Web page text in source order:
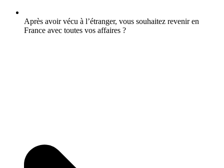
Après avoir vécu à l’étranger, vous souhaitez revenir en
France avec toutes vos affaires ?